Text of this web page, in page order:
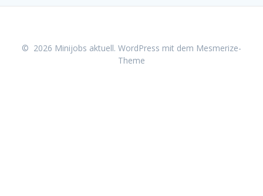
© 2026 Minijobs aktuell. WordPress mit dem Mesmerize-
Theme